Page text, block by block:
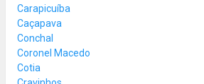
Carapicuíba
Caçapava
Conchal
Coronel Macedo
Cotia